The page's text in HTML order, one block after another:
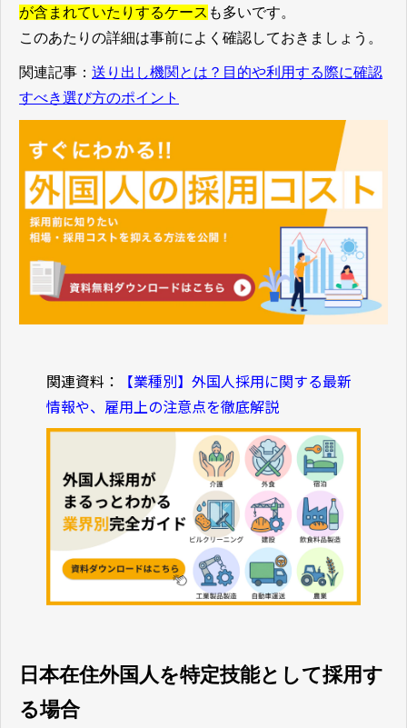
が含まれていたりするケース も多いです。
このあたりの詳細は事前によく確認しておきましょう。
関連記事： 送り出し機関とは？目的や利用する際に確認
すべき選び方のポイント
関連資料：
【業種別】外国人採用に関する最新
情報や、雇用上の注意点を徹底解説
日本在住外国人を特定技能として採用す
る場合